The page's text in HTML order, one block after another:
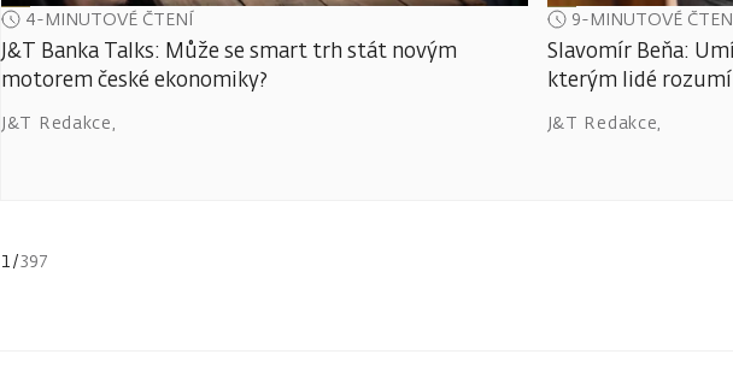
4-MINUTOVÉ ČTENÍ
J&T Banka Talks: Může se smart trh stát novým
motorem české ekonomiky?
J&T Redakce,
9-MINUTOVÉ
Slavomír Beňa:
kterým lidé rozumí
J&T Redakce,
1/397